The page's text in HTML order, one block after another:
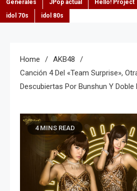
Generales
JPop actual Hello! Project
idol 70s
idol 80s
Home
AKB48
Canción 4 Del «Team Surprise»,
Descubiertas Por Bunshun Y Doble
4 MINS READ